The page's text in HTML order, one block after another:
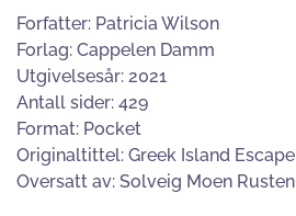
Forfatter: Patricia Wilson
Forlag: Cappelen Damm
Utgivelsesår: 2021
Antall sider: 429
Format: Pocket
Originaltittel: Greek Island Escape
Oversatt av: Solveig Moen Rusten